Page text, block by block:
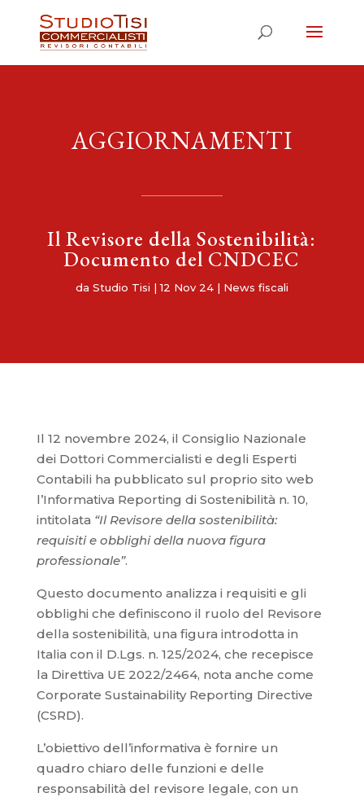
AGGIORNAMENTI
Il Revisore della Sostenibilità:
Documento del CNDCEC
da Studio Tisi |12 Nov 24| News fiscali
Il 12 novembre 2024, il Consiglio Nazionale
dei Dottori Commercialisti e degli Esperti
Contabili ha pubblicato sul proprio sito web
l’Informativa Reporting di Sostenibilità n. 10,
intitolata “Il Revisore della sostenibilità:
requisiti e obblighi della nuova figura
professionale”.
Questo documento analizza i requisiti e gli
obblighi che definiscono il ruolo del Revisore
della sostenibilità, una figura introdotta in
Italia con il D.Lgs. n. 125/2024, che recepisce
la Direttiva UE 2022/2464, nota anche come
Corporate Sustainability Reporting Directive
(CSRD).
L’obiettivo dell’informativa è fornire un
quadro chiaro delle funzioni e delle
responsabilità del revisore legale, con un